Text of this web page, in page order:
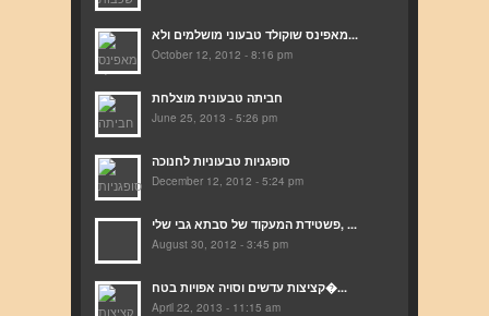
מאפינס שוקולד טבעוני מושלמים ולא...
October 12, 2012 - 8:16 pm
חביתה טבעונית מוצלחת
June 25, 2013 - 5:26 pm
סופגניות טבעוניות לחנוכה
December 12, 2012 - 5:24 pm
פשטידת המעקוד של סבתא גבי שלי, ...
August 30, 2012 - 3:45 pm
קציצות עדשים וסויה אפויות בטח�...
April 22, 2013 - 11:15 am